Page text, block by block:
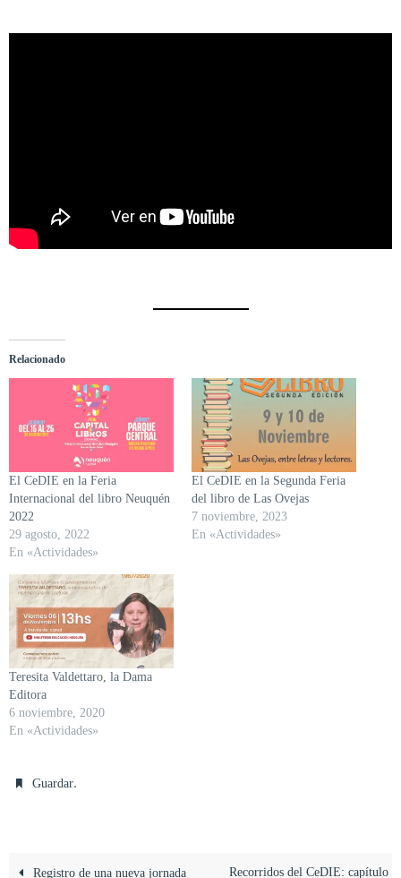
Relacionado
El CeDIE en la Feria
Internacional del libro Neuquén
2022
29 agosto, 2022
En «Actividades»
El CeDIE en la Segunda Feria
del libro de Las Ovejas
7 noviembre, 2023
En «Actividades»
Teresita Valdettaro, la Dama
Editora
6 noviembre, 2020
En «Actividades»
Guardar.
Registro de una nueva jornada Recorridos del CeDIE: capítulo